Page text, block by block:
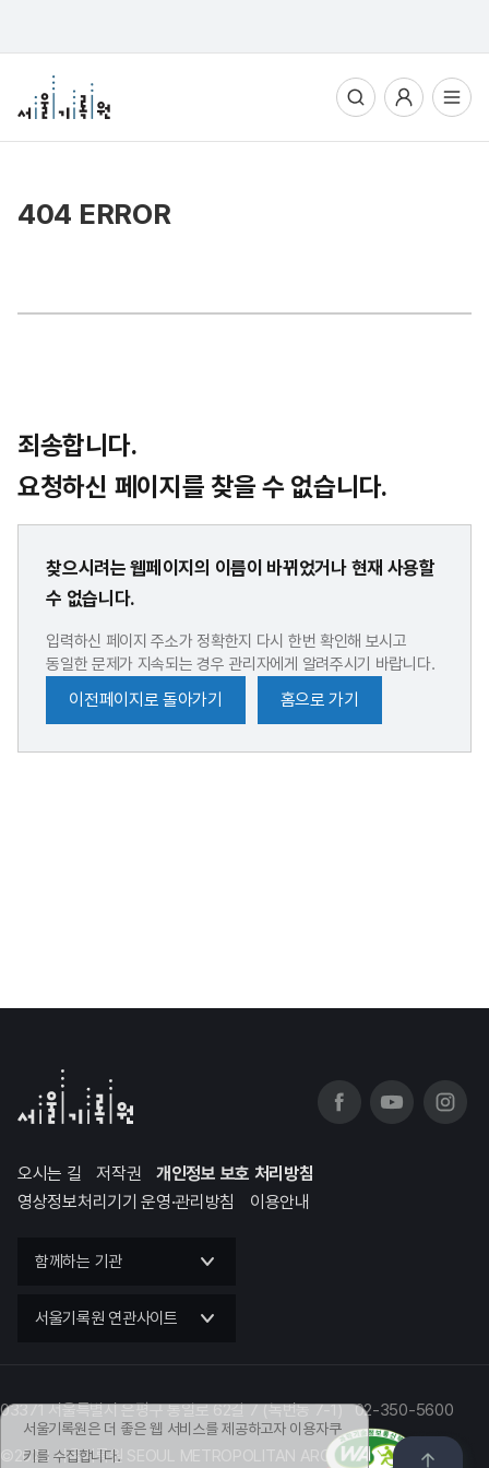
서울기록원은 더 좋은 웹 서비스를 제공하고자 이용자쿠
키를 수집합니다.
전체메뉴열기
404 ERROR
죄송합니다.
요청하신 페이지를 찾을 수 없습니다.
찾으시려는 웹페이지의 이름이 바뀌었거나 현재 사용할
수 없습니다.
입력하신 페이지 주소가 정확한지 다시 한번 확인해 보시고
동일한 문제가 지속되는 경우 관리자에게 알려주시기 바랍니다.
이전페이지로 돌아가기 홈으로 가기
오시는 길 저작권
개인정보 보호 처리방침
영상정보처리기기 운영·관리방침
이용안내
함께하는 기관
서울기록원 연관사이트
03371 서울특별시 은평구 통일로 62길 7 (녹번동 7-1) 02-350-5600
©2023 서울기록원 SEOUL METROPOLITAN ARCHIVES